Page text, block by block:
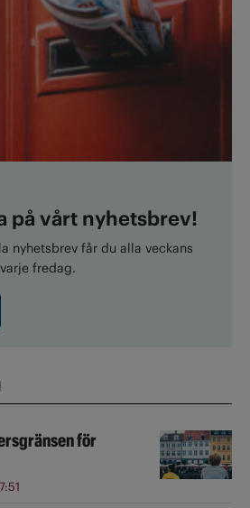
på vårt nyhetsbrev!
nyhetsbrev får du alla veckans
fredag.
för